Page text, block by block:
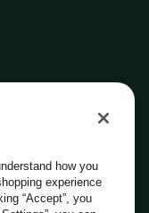
how you
experience
“Accept”, you